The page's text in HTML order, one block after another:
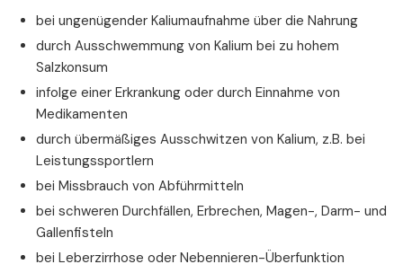
bei ungenügender Kaliumaufnahme über die Nahrung
durch Ausschwemmung von Kalium bei zu hohem
Salzkonsum
infolge einer Erkrankung oder durch Einnahme von
Medikamenten
durch übermäßiges Ausschwitzen von Kalium, z.B. bei
Leistungssportlern
bei Missbrauch von Abführmitteln
bei schweren Durchfällen, Erbrechen, Magen-, Darm- und
Gallenfisteln
bei Leberzirrhose oder Nebennieren-Überfunktion